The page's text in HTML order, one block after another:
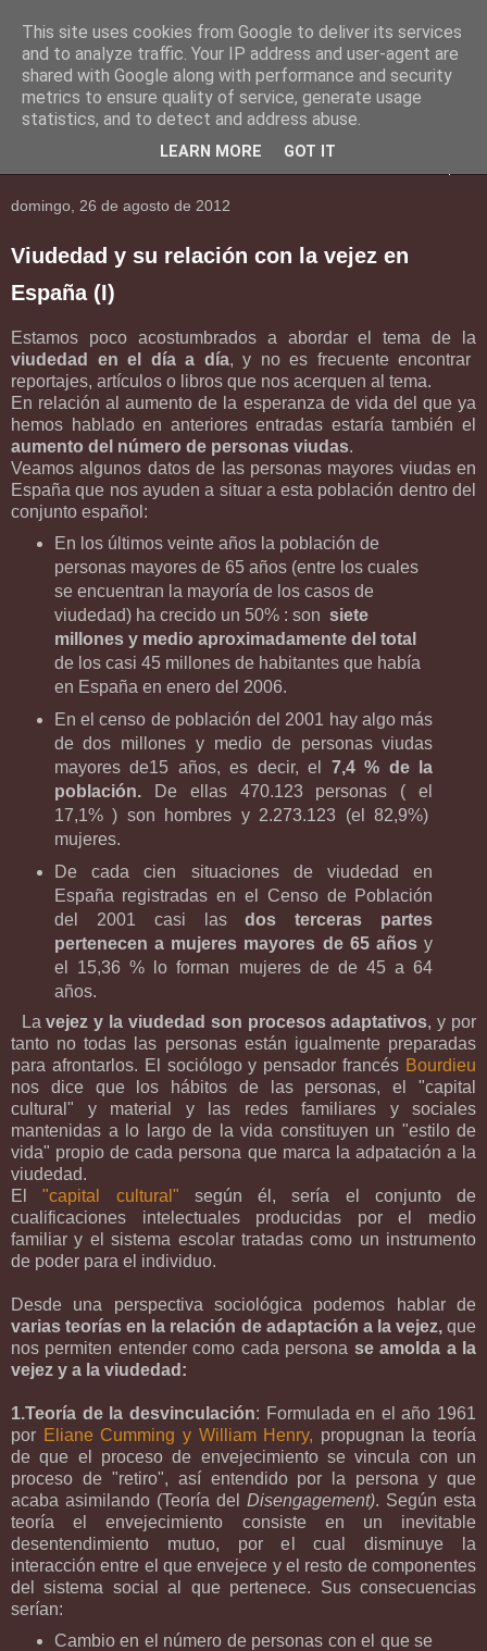
En Social
Una mirada al mundo social.
domingo, 26 de agosto de 2012
Viudedad y su relación con la vejez en
España (I)
Estamos poco acostumbrados a abordar el tema de la
viudedad en el día a día, y no es frecuente encontrar
reportajes, artículos o libros que nos acerquen al tema.
En relación al aumento de la esperanza de vida del que ya
hemos hablado en anteriores entradas estaría también el
aumento del número de personas viudas.
Veamos algunos datos de las personas mayores viudas en
España que nos ayuden a situar a esta población dentro del
conjunto español:
En los últimos veinte años la población de
personas mayores de 65 años (entre los cuales
se encuentran la mayoría de los casos de
viudedad) ha crecido un 50% : son siete
millones y medio aproximadamente del total
de los casi 45 millones de habitantes que había
en España en enero del 2006.
En el censo de población del 2001 hay algo más
de dos millones y medio de personas viudas
mayores de15 años, es decir, el 7,4 % de la
población.De ellas 470.123 personas ( el
17,1% ) son hombres y 2.273.123 (el 82,9%)
mujeres.
De cada cien situaciones de viudedad en
España registradas en el Censo de Población
del 2001 casi lasdos terceras partes
pertenecen a mujeres mayores de 65 añosy
el 15,36 % lo forman mujeres de de 45 a 64
años.
Lavejez y la viudedad son procesos adaptativos, y por
tanto no todas las personas están igualmente preparadas
para afrontarlos. El sociólogo y pensador francés Bourdieu
nos dice que los hábitos de las personas, el "capital
cultural" y material y las redes familiares y sociales
mantenidas a lo largo de la vida constituyen un "estilo de
vida" propio de cada persona que marca la adpatación a la
viudedad.
El
"capital cultural" según él, sería el conjunto de
cualificaciones intelectuales producidas por el medio
familiar y el sistema escolar tratadas como un instrumento
de poder para el individuo.
Desde una perspectiva sociológica podemos hablar de
varias teorías en la relación de adaptación a la vejez, que
nos permiten entender como cada persona se amolda a la
vejez y a la viudedad:
1.Teoría de la desvinculación: Formulada en el año 1961
por Eliane Cumming y William Henry, propugnan la teoría
de que el proceso de envejecimiento se vincula con un
proceso de "retiro", así entendido por la persona y que
acaba asimilando (Teoría del Disengagement). Según esta
teoría el envejecimiento consiste en un inevitable
desentendimiento mutuo, por el cual disminuye la
interacción entre el que envejece y el resto de componentes
del sistema social al que pertenece. Sus consecuencias
serían:
Cambio en el número de personas con el que se
This site uses cookies from Google to deliver its services
and to analyze traffic. Your IP address and user-agent are
shared with Google along with performance and security
metrics to ensure quality of service, generate usage
statistics, and to detect and address abuse.
LEARN MORE GOT IT